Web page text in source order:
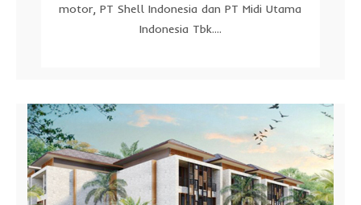
motor, PT Shell Indonesia dan PT Midi Utama
Indonesia Tbk....